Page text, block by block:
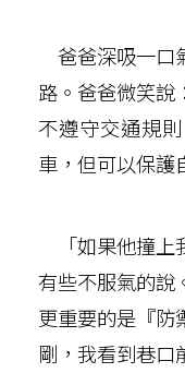
爸爸深吸一口
路。爸爸微笑說
不遵守交通規
車，但可以保護
「如果他撞上
有些不服氣的說
更重要的是『防
剛，我看到巷口